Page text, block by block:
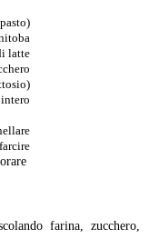
latte
farina, zucchero,